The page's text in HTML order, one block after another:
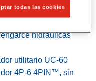
de servicios
hidráulicas
utilitario UC-60
4P-6 4PIN™, sin
todas las cookies